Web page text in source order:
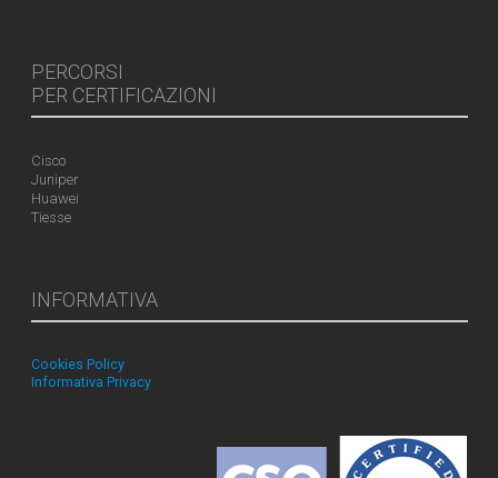
PERCORSI
PER CERTIFICAZIONI
Cisco
Juniper
Huawei
Tiesse
INFORMATIVA
Cookies Policy
Informativa Privacy